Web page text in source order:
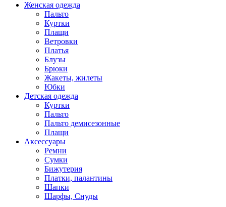
Женская одежда
Пальто
Куртки
Плащи
Ветровки
Платья
Блузы
Брюки
Жакеты, жилеты
Юбки
Детская одежда
Куртки
Пальто
Пальто демисезонные
Плащи
Аксессуары
Ремни
Сумки
Бижутерия
Платки, палантины
Шапки
Шарфы, Снуды